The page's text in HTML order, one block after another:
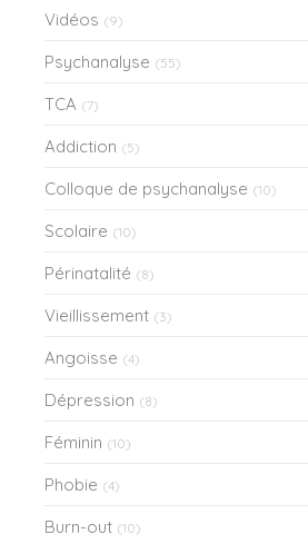
Vidéos (9)
Psychanalyse (55)
TCA (7)
Addiction (5)
Colloque de psychanalyse (10)
Scolaire (10)
Périnatalité (8)
Vieillissement (3)
Angoisse (4)
Dépression (8)
Féminin (10)
Phobie (4)
Burn-out (10)